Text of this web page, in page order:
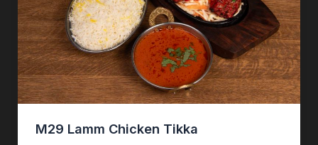
M29 Lamm Chicken Tikka